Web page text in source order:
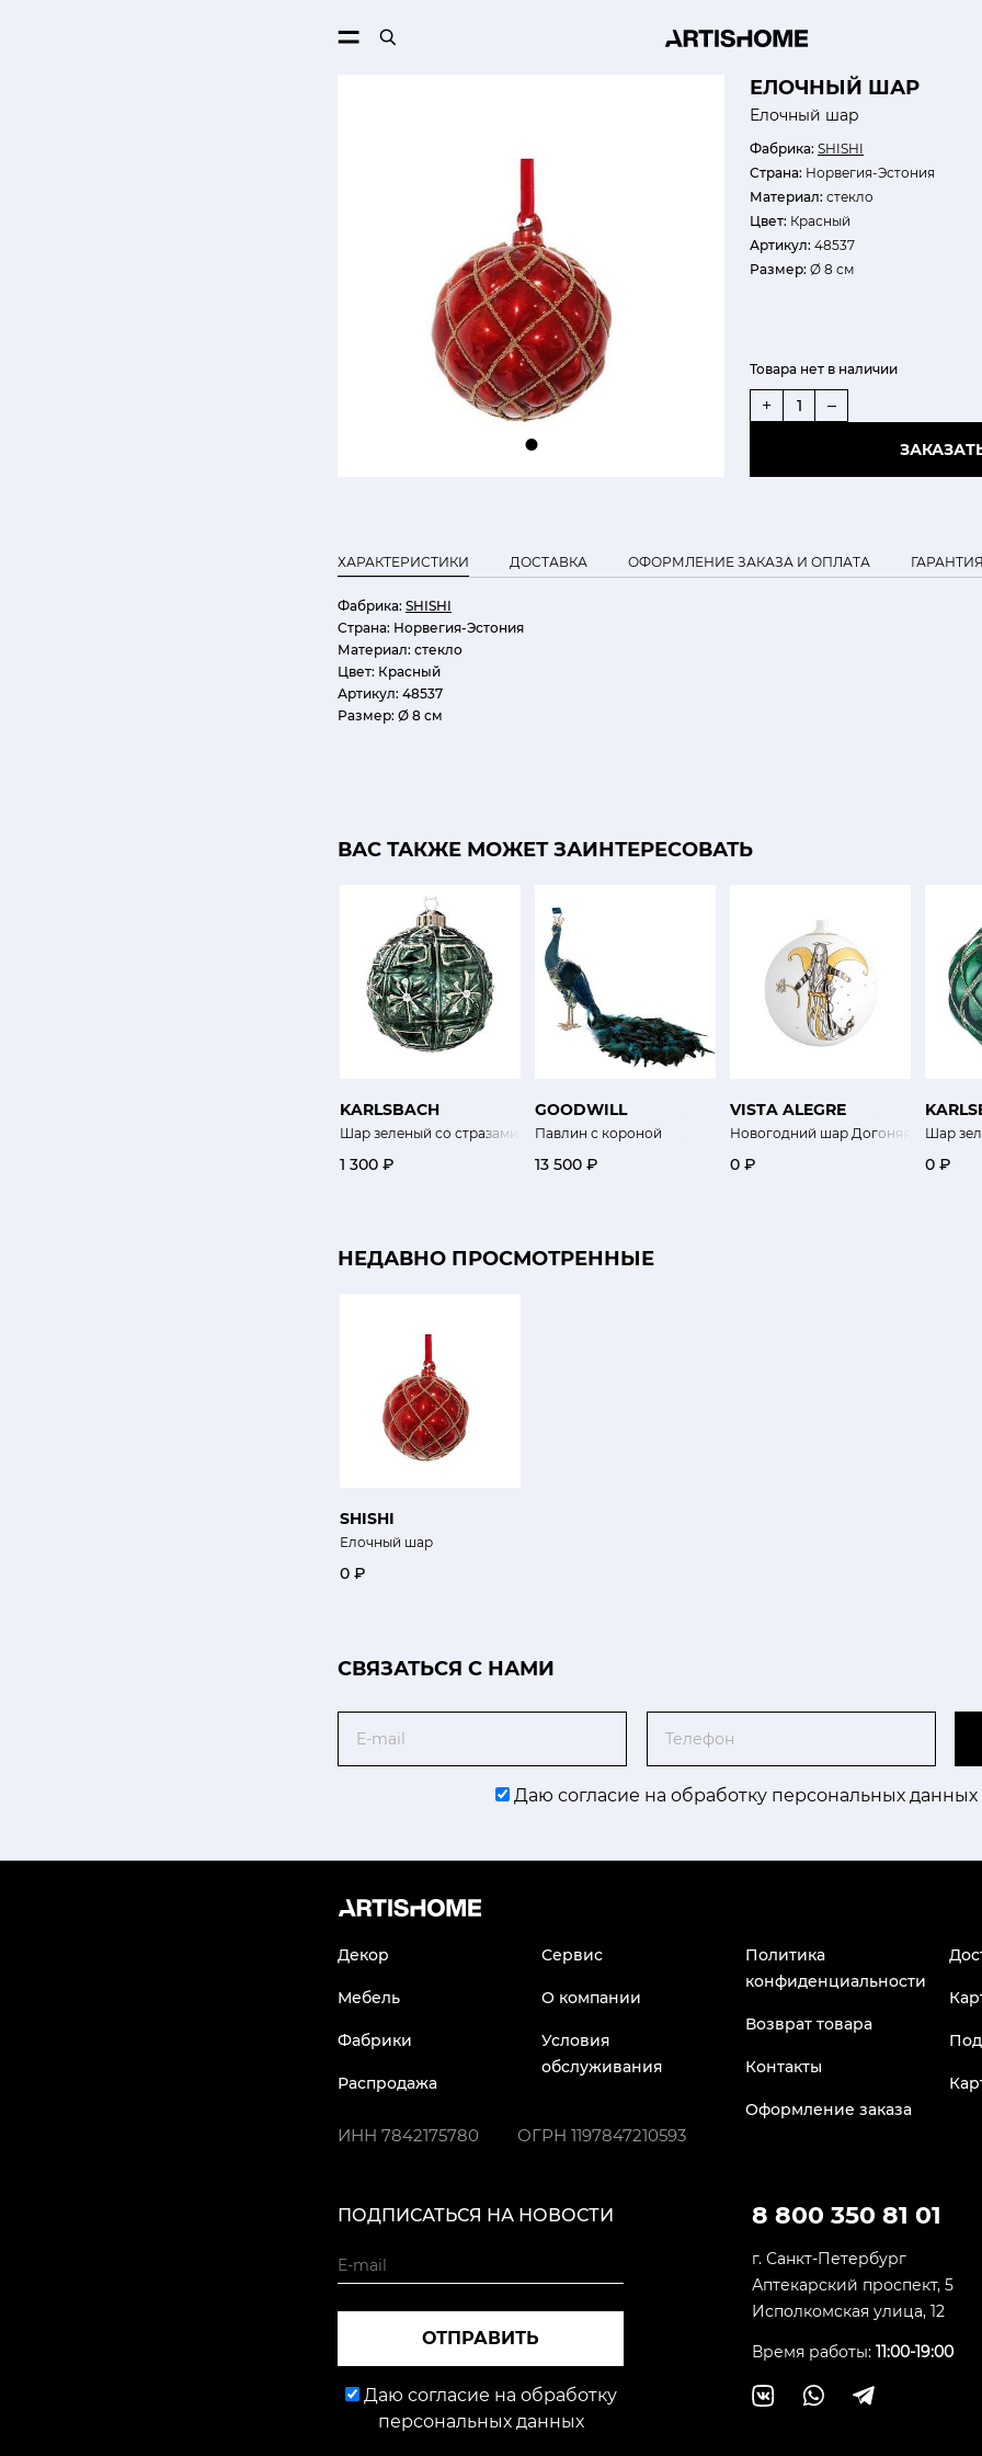
ЕЛОЧНЫЙ ШАР
Елочный шар
Фабрика: SHISHI
Страна: Норвегия-Эстония
Материал: стекло
Цвет: Красный
Артикул: 48537
Размер: Ø 8 см
Товара нет в наличии
+ –
ХАРАКТЕРИСТИКИ ДОСТАВКА ОФОРМЛЕНИЕ ЗАКАЗА И ОПЛАТА ГАРАНТИЯ
Фабрика: SHISHI
Страна: Норвегия-Эстония
Материал: стекло
Цвет: Красный
Артикул: 48537
Размер: Ø 8 см
ВАС ТАКЖЕ МОЖЕТ ЗАИНТЕРЕСОВАТЬ
KARLSBACH
Шар зеленый со стразами
1 300 ₽
GOODWILL
Павлин с короной
13 500 ₽
VISTA ALEGRE
Новогодний шар Догоняя здвезды
0 ₽
Шар
0 ₽
НЕДАВНО ПРОСМОТРЕННЫЕ
SHISHI
Елочный шар
0 ₽
CВЯЗАТЬСЯ С НАМИ
Даю согласие на обработку персональных данных
Декор
Мебель
Фабрики
Распродажа
Сервис
О компании
Условия
обслуживания
Политика
конфиденциальности
Возврат товара
Контакты
Оформление заказа
ИНН 7842175780 ОГРН 1197847210593
8 800 350 81 01
г. Санкт-Петербург
Аптекарский проспект, 5
Исполкомская улица, 12
Время работы: 11:00-19:00
ПОДПИСАТЬСЯ НА НОВОСТИ
ОТПРАВИТЬ
Даю согласие на обработку
персональных данных